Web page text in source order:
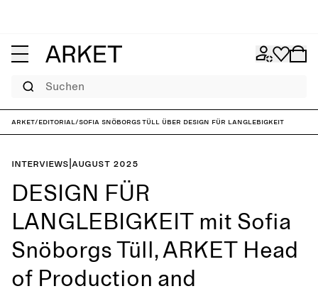
Suchen
ARKET/Editorial/Sofia Snöborgs Tüll über Design für Langlebigkeit
Interviews August 2025
DESIGN FÜR
LANGLEBIGKEIT mit Sofia
Snöborgs Tüll, ARKET Head
of Production and